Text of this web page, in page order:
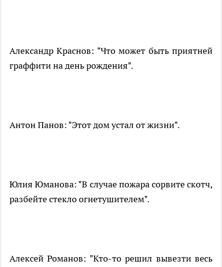
Александр Краснов: "Что может быть приятней
граффити на день рождения".
Антон Панов: "Этот дом устал от жизни".
Юлия Юманова: "В случае пожара сорвите скотч,
разбейте стекло огнетушителем".
Алексей Романов: "Кто-то решил вывезти весь